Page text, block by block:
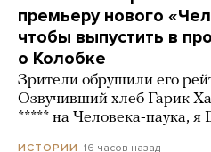
премьеру нового
чтобы выпустить в
о Колобке
Зрители обрушили его
Озвучивший хлеб Гарик
***** на Человека-паука,
ИСТОРИИ 16 часов назад